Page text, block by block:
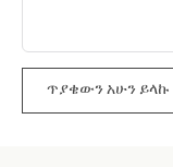
ጥያቄውን አሁን ይላኩ